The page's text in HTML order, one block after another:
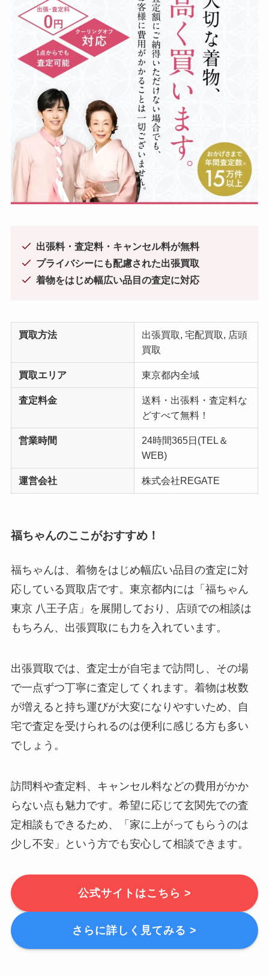
出張料・査定料・キャンセル料が無料
プライバシーにも配慮された出張買取
着物をはじめ幅広い品目の査定に対応
買取方法
出張買取, 宅配買取, 店頭
買取
買取エリア 東京都内全域
査定料金
送料・出張料・査定料な
どすべて無料！
営業時間
24時間365日(TEL＆
WEB)
運営会社 株式会社REGATE
福ちゃんのここがおすすめ！
福ちゃんは、着物をはじめ幅広い品目の査定に対
応している買取店です。東京都内には「福ちゃん
東京 八王子店」を展開しており、店頭での相談は
もちろん、出張買取にも力を入れています。
出張買取では、査定士が自宅まで訪問し、その場
で一点ずつ丁寧に査定してくれます。着物は枚数
が増えると持ち運びが大変になりやすいため、自
宅で査定を受けられるのは便利に感じる方も多い
でしょう。
訪問料や査定料、キャンセル料などの費用がかか
らない点も魅力です。希望に応じて玄関先での査
定相談もできるため、「家に上がってもらうのは
少し不安」という方でも安心して相談できます。
公式サイトはこちら >
さらに詳しく見てみる >